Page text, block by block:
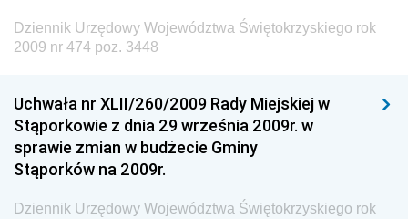
Dziennik Urzędowy Ministra Transportu, Budownictwa
i Gospodarki Morskiej
Dziennik Urzędowy Ministra Spraw Zagranicznych
Dziennik Urzędowy Centralnego Biura
Antykorupcyjnego
Wewnętrznego
Dziennik Urzędowy Województwa Świętokrzyskiego rok
2009 nr 474 poz. 3448
Uchwała nr XLII/260/2009 Rady Miejskiej w
Stąporkowie z dnia 29 września 2009r. w
sprawie zmian w budżecie Gminy
Stąporków na 2009r.
Dziennik Urzędowy Województwa Świętokrzyskiego rok